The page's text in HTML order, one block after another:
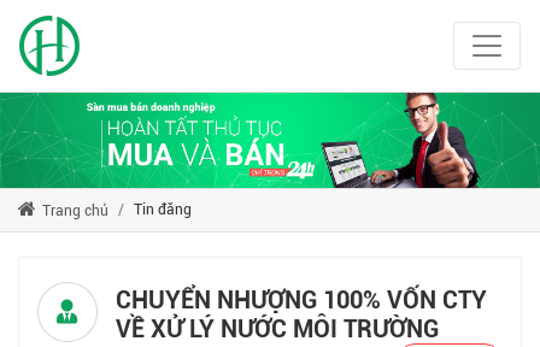
Trang chủ Tin đăng
CHUYỂN NHƯỢNG 100% VỐN CTY
VỀ XỬ LÝ NƯỚC MÔI TRƯỜNG